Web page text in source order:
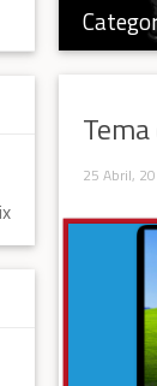
25 Abril,